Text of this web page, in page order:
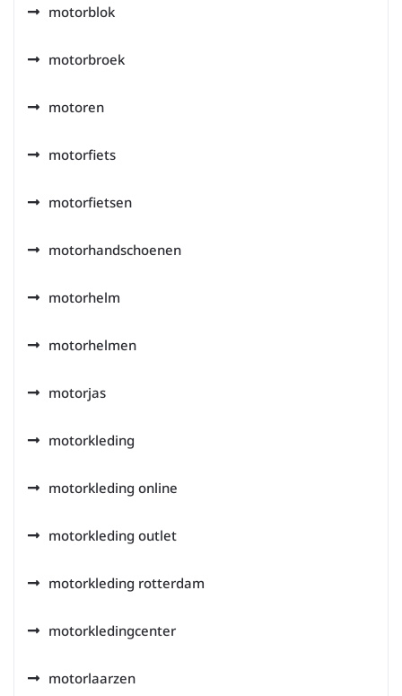
motorblok
motorbroek
motoren
motorfiets
motorfietsen
motorhandschoenen
motorhelm
motorhelmen
motorjas
motorkleding
motorkleding online
motorkleding outlet
motorkleding rotterdam
motorkledingcenter
motorlaarzen